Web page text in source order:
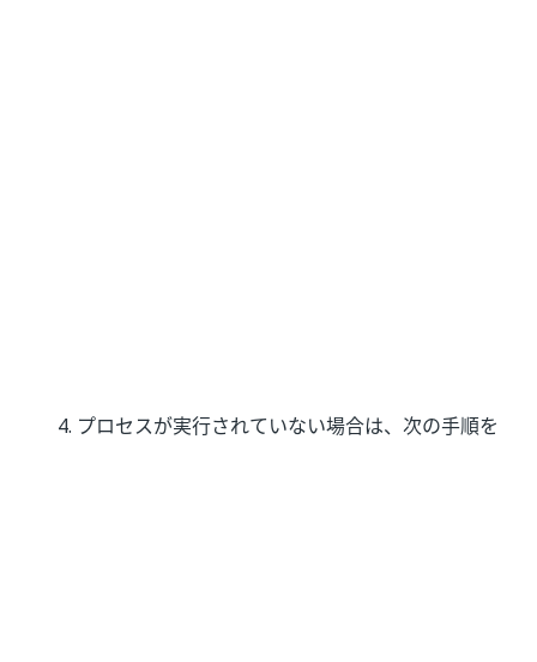
プロセスが実行されていない場合は、次の手順を